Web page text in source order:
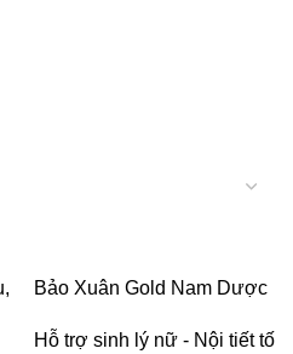
Bảo Xuân Gold Nam Dược
bằng nội tiết tố nữ (3 vỉ x 10
Hỗ trợ sinh lý nữ - Nội tiết tố